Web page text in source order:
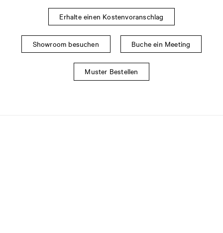
Erhalte einen Kostenvoranschlag
Showroom besuchen Buche ein Meeting
Muster Bestellen